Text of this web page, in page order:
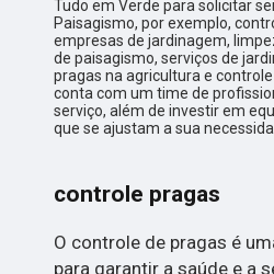
Tudo em Verde para solicitar
Paisagismo, por exemplo,
empresas de jardinagem,
de paisagismo, serviços de
pragas na agricultura e
conta com um time de
serviço, além de investir em
que se ajustam a sua
controle pragas
O controle de pragas é
para garantir a saúde e a